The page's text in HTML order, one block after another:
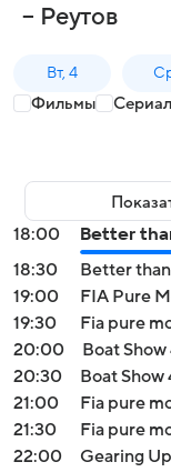
– Реутов
Вт, 4
Фильмы
18:00
Better
18:30
Better
19:00
FIA Pure
19:30
Fia pure
20:00
Boat
20:30
Boat Show
21:00
Fia pure
21:30
Fia pure
22:00
Gearing Up